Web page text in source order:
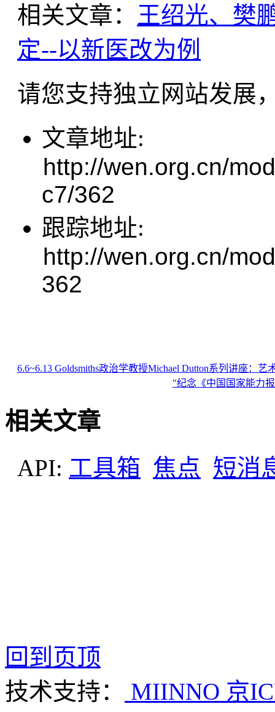
相关文章： 王绍光、樊
定--以新医改为例
请您支持独立网站发展
文章地址:
http://wen.org.cn/
c7/362
跟踪地址:
http://wen.org.cn/
362
6.6~6.13 Goldsmiths政治学教授Michael Dutton系列讲座：
"纪念《中国国家能力
相关文章
API: 工具箱 焦点 短消
回到页顶
技术支持：
MIINNO 京